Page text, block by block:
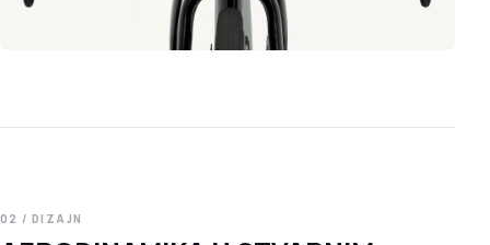
02 / DIZAJN